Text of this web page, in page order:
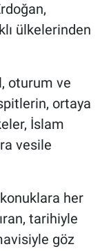
ülkelerinden
oturum ve
ortaya
İslam
vesile
her
tarihiyle
göz